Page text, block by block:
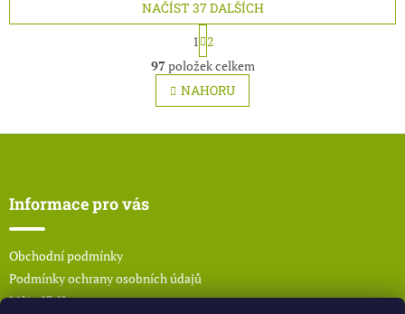
O
v
l
á
v
ý
NAČÍST 37 DALŠÍCH
S
t
r
á
n
k
v
1
2
97položek celkem
NAHORU
Informace pro vás
Obchodní podmínky
Podmínky ochrany osobních údajů
Můj příběh